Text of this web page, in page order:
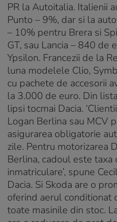
PR la Autoitalia. Italienii
Punto – 9%, dar si la
– 10% pentru Brera si
GT, sau Lancia – 840 de
Ypsilon. Francezii de la
luna modelele Clio,
cu pachete de accesorii
la 3.000 de euro. Din
lipsi tocmai Dacia.
Logan Berlina sau MCV
asigurarea obligatorie
zile. Pentru motorizarea
Berlina, cadoul este taxa
inmatriculare’, spune
Dacia. Si Skoda are o
oferind aerul conditionat
toate masinile din stoc.